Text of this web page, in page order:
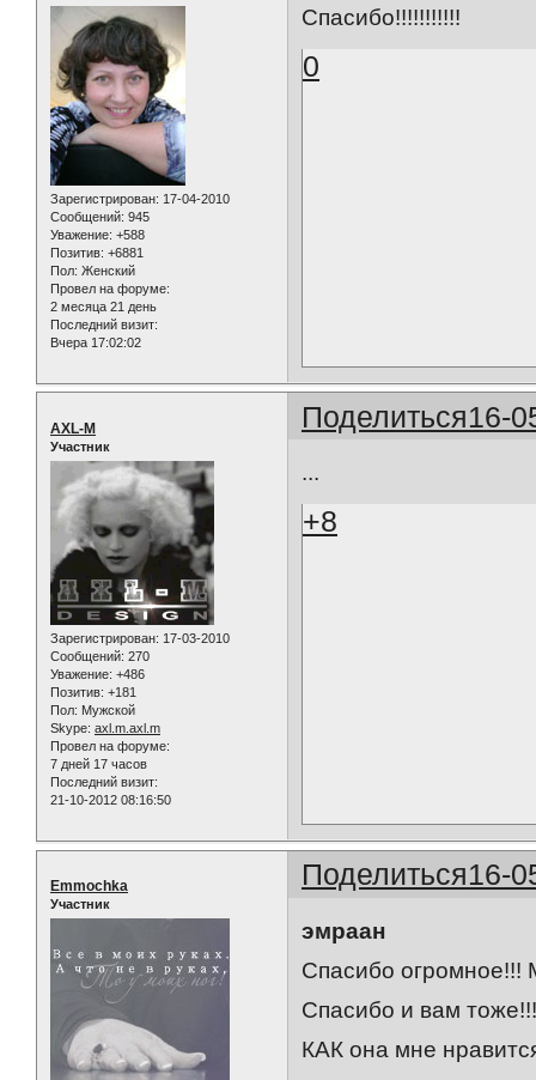
Зарегистрирован: 17-04-2010
Сообщений: 945
Уважение: +588
Позитив: +6881
Пол: Женский
Провел на форуме:
2 месяца 21 день
Последний визит:
Вчера 17:02:02
Спасибо!!!!!!!!!!!
0
Поделиться16-
AXL-M
Участник
Зарегистрирован: 17-03-2010
Сообщений: 270
Уважение: +486
Позитив: +181
Пол: Мужской
Skype: axl.m.axl.m
Провел на форуме:
7 дней 17 часов
Последний визит:
21-10-2012 08:16:50
...
+8
Поделиться16-
Emmochka
Участник
эмраан
Спасибо огромное!!!
Спасибо и вам
КАК она мне